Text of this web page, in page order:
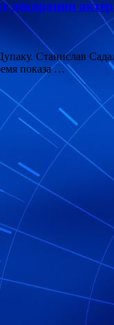
декорации
Станислав
показа …